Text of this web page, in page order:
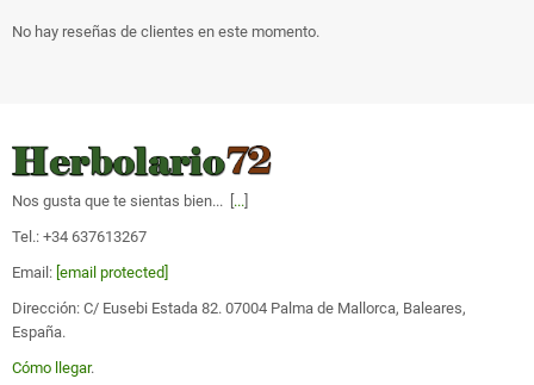
No hay reseñas de clientes en este momento.
Nos gusta que te sientas bien... [ ...
Tel.: +34 637613267
Email: [email protected]
Dirección: C/ Eusebi Estada 82. 07004 Palma de Mallorca, Baleares,
España.
Cómo llegar.